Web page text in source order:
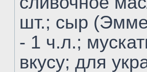
шт.; сыр
- 1 ч.л.;
вкусу; для